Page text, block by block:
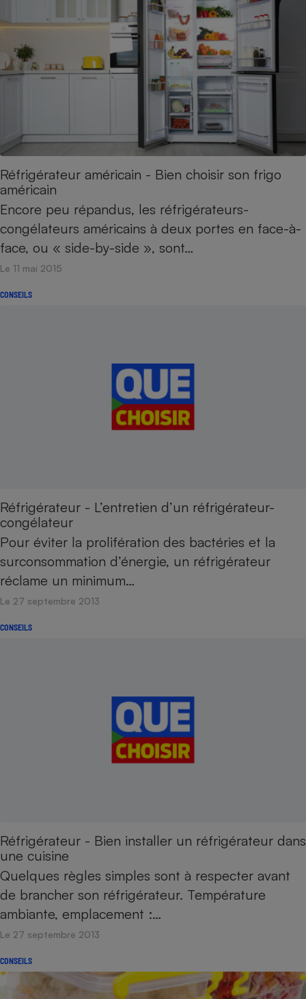
Réfrigérateur américain - Bien choisir son frigo
américain
Encore peu répandus, les réfrigérateurs-
congélateurs américains à deux portes en face-à-
face, ou « side-by-side », sont…
Le 11 mai 2015
CONSEILS
Réfrigérateur - L’entretien d’un réfrigérateur-
congélateur
Pour éviter la prolifération des bactéries et la
surconsommation d’énergie, un réfrigérateur
réclame un minimum…
Le 27 septembre 2013
CONSEILS
Réfrigérateur - Bien installer un réfrigérateur dans
une cuisine
Quelques règles simples sont à respecter avant
de brancher son réfrigérateur. Température
ambiante, emplacement :…
Le 27 septembre 2013
CONSEILS